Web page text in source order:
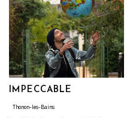
IMPECCABLE
Thonon-les-Bains